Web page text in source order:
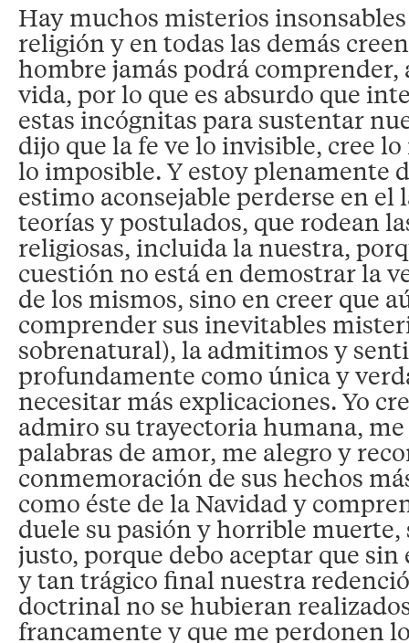
Hay muchos misterios
religión y en todas las demás
hombre jamás podrá comprender,
vida, por lo que es absurdo que
estas incógnitas para sustentar
dijo que la fe ve lo invisible, cree
lo imposible. Y estoy plenamente
estimo aconsejable perderse en el
teorías y postulados, que rodean
religiosas, incluida la nuestra,
cuestión no está en demostrar la
de los mismos, sino en creer que
comprender sus inevitables
sobrenatural), la admitimos y
profundamente como única y
necesitar más explicaciones. Yo
admiro su trayectoria humana,
palabras de amor, me alegro y
conmemoración de sus hechos
como éste de la Navidad y
duele su pasión y horrible muerte,
justo, porque debo aceptar que
y tan trágico final nuestra
doctrinal no se hubieran
francamente y que me perdonen